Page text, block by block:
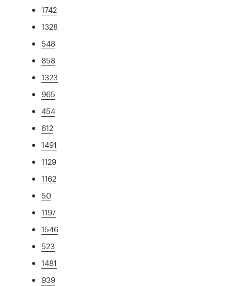
1742
1328
548
858
1323
965
454
612
1491
1129
1162
50
1197
1546
523
1481
939